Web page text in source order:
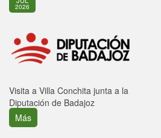
2026
Visita a Villa Conchita junta a la
Diputación de Badajoz
Más